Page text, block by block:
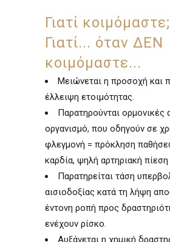
Γιατί κοιμόμαστε;
Γιατί... όταν ΔΕΝ
κοιμόμαστε...
Μειώνεται η προσοχή και
έλλειψη ετοιμότητας.
Παρατηρούνται ορμονικές
οργανισμό, που οδηγούν σε
φλεγμονή = πρόκληση
καρδία, ψηλή αρτηριακή πίεση
Παρατηρείται τάση
αισιοδοξίας κατά τη λήψη
έντονη ροπή προς
ενέχουν ρίσκο.
Αυξάνεται η χημική